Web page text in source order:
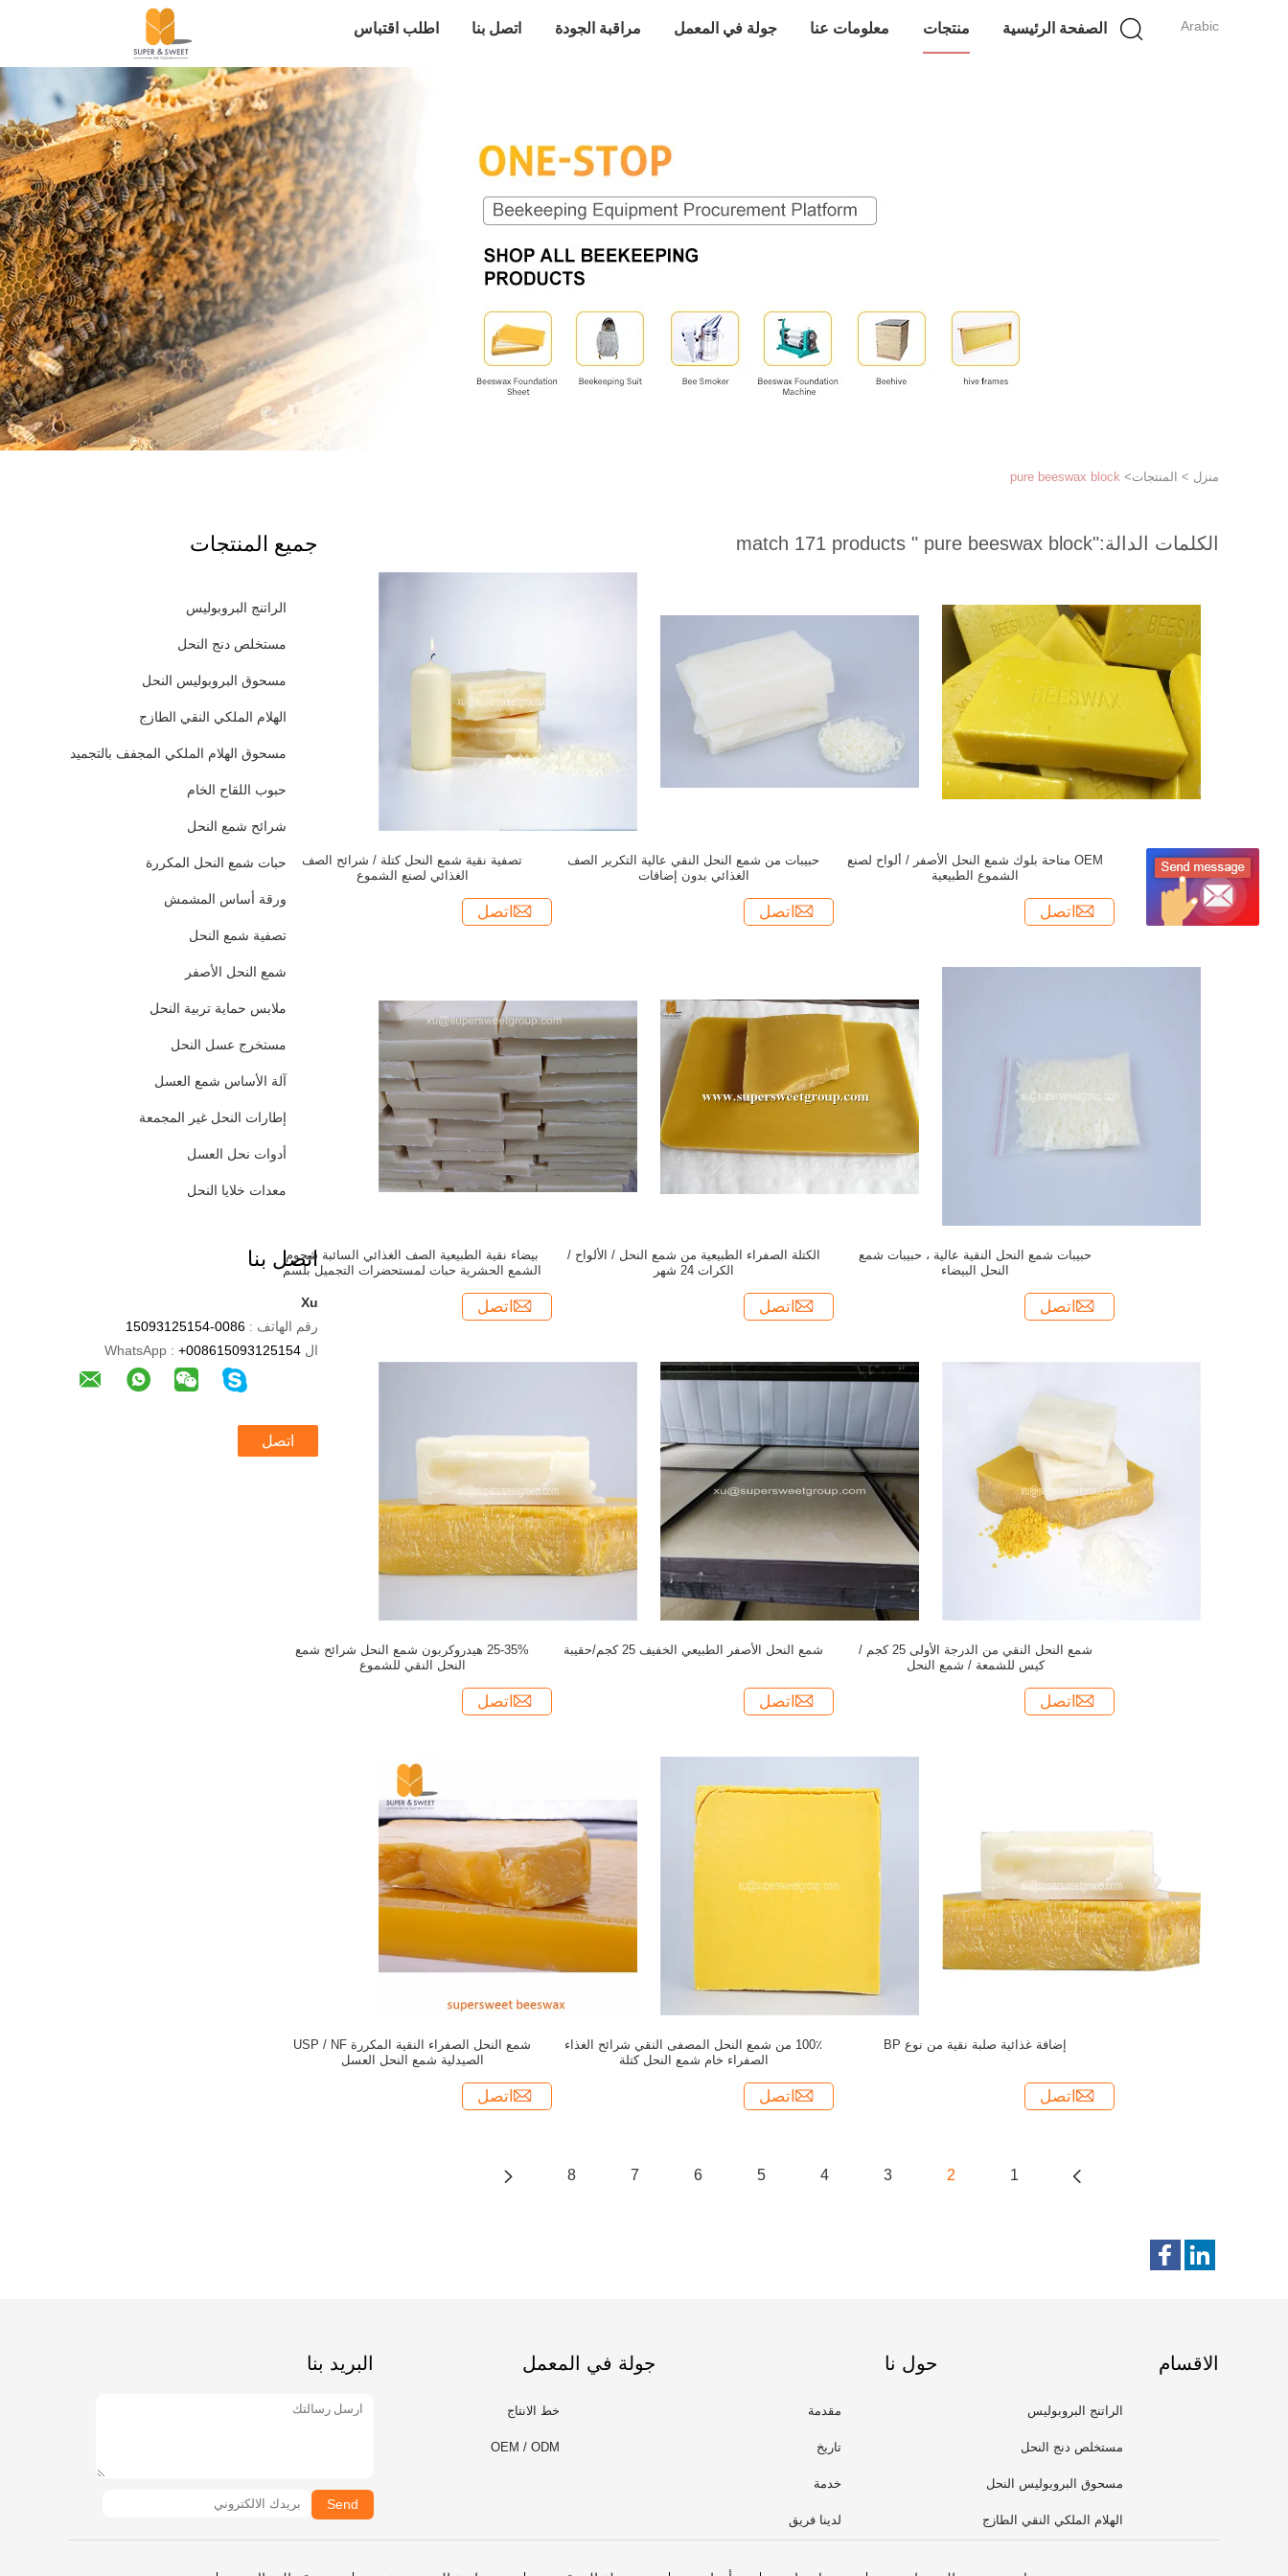
Arabic الصفحة الرئيسية منتجات معلومات عنا جولة في المعمل مراقبة الجودة اتصل بنا اطلب اقتباس
منزل > المنتجات>
pure beeswax block
جميع المنتجات
الراتنج البروبوليس
مستخلص دنج النحل
مسحوق البروبوليس النحل
الهلام الملكي النقي الطازج
مسحوق الهلام الملكي المجفف بالتجميد
حبوب اللقاح الخام
شرائح شمع النحل
حبات شمع النحل المكررة
ورقة أساس المشمش
تصفية شمع النحل
شمع النحل الأصفر
ملابس حماية تربية النحل
مستخرج عسل النحل
آلة الأساس شمع العسل
إطارات النحل غير المجمعة
أدوات نحل العسل
معدات خلايا النحل
اتصل بنا
Xu
رقم الهاتف :
ال WhatsApp : +008615093125154
اتصل
الكلمات الدالة:"pure beeswax block "
تصفية نقية شمع النحل كتلة / شرائح الصف
الغذائي لصنع الشموع
اتصل
حبيبات من شمع النحل النقي عالية التكرير الصف
الغذائي بدون إضافات
اتصل
OEM متاحة بلوك شمع النحل الأصفر / ألواح لصنع
الشموع الطبيعية
اتصل
بيضاء نقية الطبيعية الصف الغذائي السائبة شحوم
الشمع الحشرية حبات لمستحضرات التجميل بلسم
اتصل
الكتلة الصفراء الطبيعية من شمع النحل / الألواح /
الكرات 24 شهر
اتصل
حبيبات شمع النحل النقية عالية ، حبيبات شمع
النحل البيضاء
اتصل
25-35% هيدروكربون شمع النحل شرائح شمع
النحل النقي للشموع
اتصل
شمع النحل الأصفر الطبيعي الخفيف 25 كجم/حقيبة
اتصل
شمع النحل النقي من الدرجة الأولى 25 كجم /
كيس للشمعة / شمع النحل
اتصل
شمع النحل الصفراء النقية المكررة USP / NF
الصيدلية شمع النحل العسل
اتصل
100٪ من شمع النحل المصفى النقي شرائح الغذاء
الصفراء خام شمع النحل كتلة
اتصل
إضافة غذائية صلبة نقية من نوع BP
اتصل
1
2
3
4
5
6
7
8
الاقسام
الراتنج البروبوليس
مستخلص دنج النحل
مسحوق البروبوليس النحل
الهلام الملكي النقي الطازج
حول نا
مقدمة
تاريخ
خدمة
لدينا فريق
جولة في المعمل
خط الانتاج
OEM / ODM
البريد بنا
Send